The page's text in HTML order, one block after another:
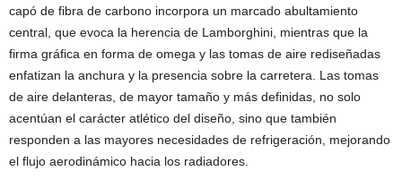
capó de fibra de carbono incorpora un marcado abultamiento
central, que evoca la herencia de Lamborghini, mientras que la
firma gráfica en forma de omega y las tomas de aire rediseñadas
enfatizan la anchura y la presencia sobre la carretera. Las tomas
de aire delanteras, de mayor tamaño y más definidas, no solo
acentúan el carácter atlético del diseño, sino que también
responden a las mayores necesidades de refrigeración, mejorando
el flujo aerodinámico hacia los radiadores.